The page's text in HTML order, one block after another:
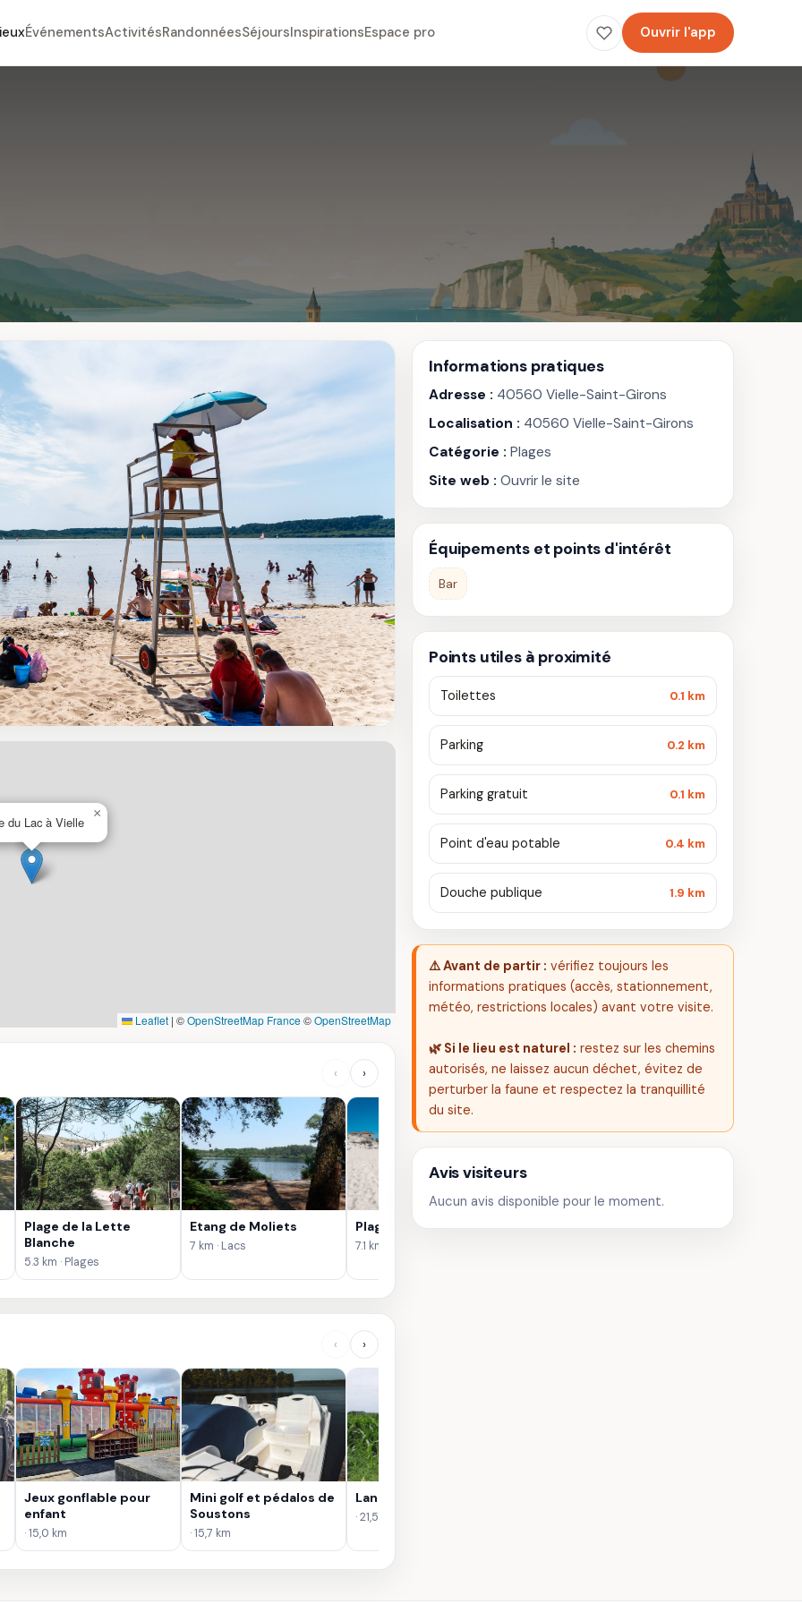
ÉvénementsActivitésRandonnéesSéjoursInspirationsEspace pro Ouvrir l'app
du Lac à Vielle
×
Leaflet | ©OpenStreetMap France©OpenStreetMap
‹ ›
Plage de la Lette
Blanche
5.3 km · Plages
Etang de Moliets
7 km · Lacs
Plage de Saint-Girons
7.1 km · Plages
‹ ›
Jeux gonflable pour
enfant
· 15,0 km
Mini golf et pédalos de
Soustons
· 15,7 km
Lanès Aventures
· 21,5 km
Informations pratiques
Adresse : 40560 Vielle-Saint-Girons
Localisation : 40560 Vielle-Saint-Girons
Catégorie : Plages
Site web : Ouvrir le site
Équipements et points d'intérêt
Bar
Points utiles à proximité
Toilettes 0.1 km
Parking 0.2 km
Parking gratuit 0.1 km
Point d'eau potable 0.4 km
Douche publique 1.9 km
⚠️ Avant de partir : vérifiez toujours les
informations pratiques (accès, stationnement,
météo, restrictions locales) avant votre visite.
🌿 Si le lieu est naturel : restez sur les chemins
autorisés, ne laissez aucun déchet, évitez de
perturber la faune et respectez la tranquillité
du site.
Avis visiteurs
Aucun avis disponible pour le moment.